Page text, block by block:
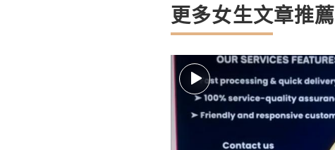
更多女生文章推薦